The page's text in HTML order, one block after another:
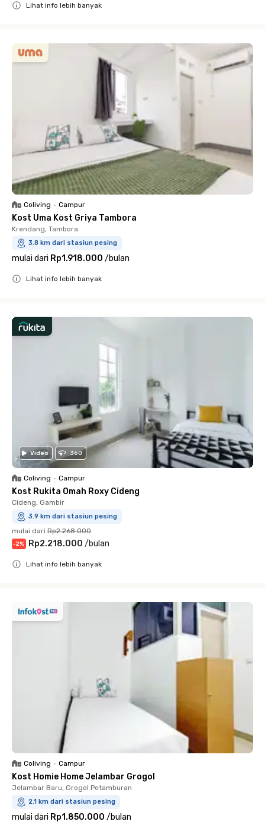
Lihat info lebih banyak
Coliving • Campur
Kost Uma Kost Griya Tambora
Krendang, Tambora
3.8 km dari stasiun pesing
mulai dari Rp1.918.000 /bulan
Lihat info lebih banyak
Video 360
Coliving • Campur
Kost Rukita Omah Roxy Cideng
Cideng, Gambir
3.9 km dari stasiun pesing
mulai dari Rp2.268.000
-2% Rp2.218.000 /bulan
Lihat info lebih banyak
Coliving • Campur
Kost Homie Home Jelambar Grogol
Jelambar Baru, Grogol Petamburan
2.1 km dari stasiun pesing
mulai dari Rp1.850.000 /bulan